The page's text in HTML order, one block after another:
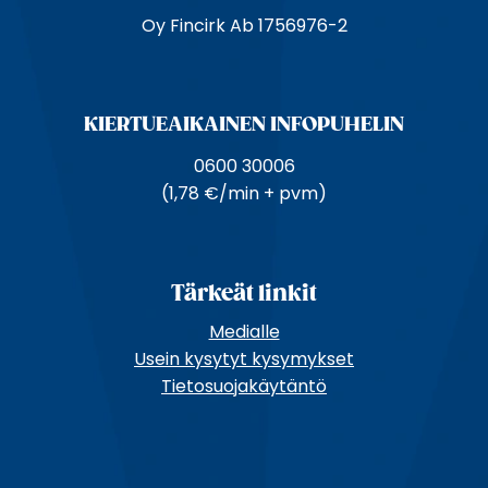
Oy Fincirk Ab 1756976-2
KIERTUE­AIKAINEN INFOPUHELIN
0600 30006
(1,78 €/min + pvm)
Tärkeät linkit
Medialle
Usein kysytyt kysymykset
Tietosuojakäytäntö